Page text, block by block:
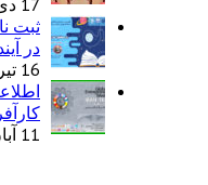
17 دی 1398
ثبت
در
16 تیر 1398
11 آبان 1397